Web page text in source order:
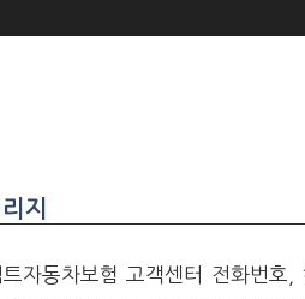
지
자동차보험 고객센터 전화번호,